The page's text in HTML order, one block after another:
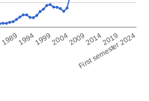
First semester 2024
2019
2014
2009
2004
1999
1994
1989